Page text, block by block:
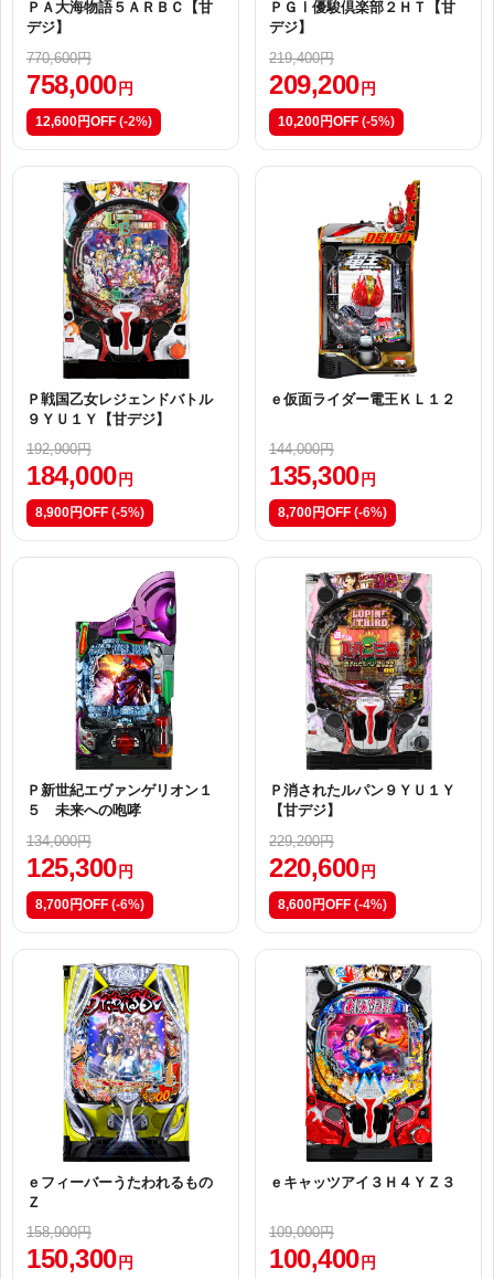
ＰＡ大海物語５ＡＲＢＣ【甘
デジ】
770,600円
758,000 円
12,600円OFF (-2%)
ＰＧⅠ優駿倶楽部２ＨＴ【甘
デジ】
219,400円
209,200 円
10,200円OFF (-5%)
Ｐ戦国乙女レジェンドバトル
９ＹＵ１Ｙ【甘デジ】
192,900円
184,000 円
8,900円OFF (-5%)
ｅ仮面ライダー電王ＫＬ１２
144,000円
135,300 円
8,700円OFF (-6%)
Ｐ新世紀エヴァンゲリオン１
５ 未来への咆哮
134,000円
125,300円
8,700円OFF (-6%)
Ｐ消されたルパン９ＹＵ１Ｙ
【甘デジ】
229,200円
220,600円
8,600円OFF (-4%)
ｅフィーバーうたわれるもの
Ｚ
158,900円
150,300 円
ｅキャッツアイ３Ｈ４ＹＺ３
109,000円
100,400 円